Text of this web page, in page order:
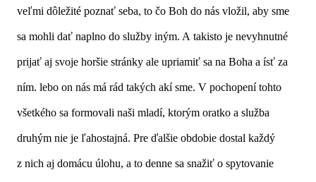
veľmi dôležité poznať seba, to čo Boh do nás vložil, aby sme
sa mohli dať naplno do služby iným. A takisto je nevyhnutné
prijať aj svoje horšie stránky ale upriamiť sa na Boha a ísť za
ním. lebo on nás má rád takých akí sme. V pochopení tohto
všetkého sa formovali naši mladí, ktorým oratko a služba
druhým nie je ľahostajná. Pre ďalšie obdobie dostal každý
z nich aj domácu úlohu, a to denne sa snažiť o spytovanie